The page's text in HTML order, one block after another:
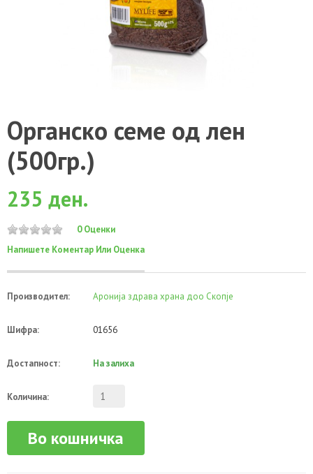
Органско семе од лен
(500гр.)
235 ден.
0 Оценки
Напишете Коментар Или Оценка
Производител: Аронија здрава храна доо Скопје
Шифра: 01656
Достапност: На залиха
Количина:
Во кошничка